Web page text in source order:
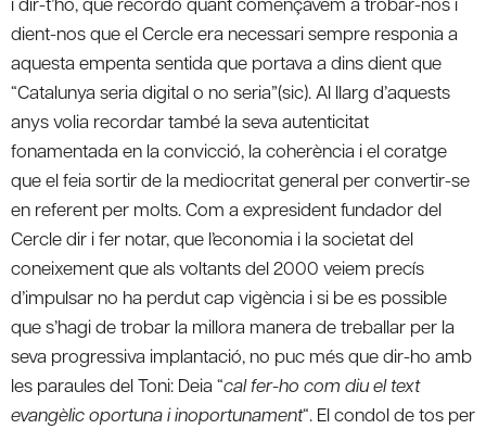
dient-nos que el Cercle era necessari sempre responia a
aquesta empenta sentida que portava a dins dient que
“Catalunya seria digital o no seria”(sic). Al llarg d’aquests
anys volia recordar també la seva autenticitat
fonamentada en la convicció, la coherència i el coratge
que el feia sortir de la mediocritat general per convertir-se
en referent per molts. Com a expresident fundador del
Cercle dir i fer notar, que l’economia i la societat del
coneixement que als voltants del 2000 veiem precís
d’impulsar no ha perdut cap vigència i si be es possible
que s’hagi de trobar la millora manera de treballar per la
seva progressiva implantació, no puc més que dir-ho amb
les paraules del Toni: Deia “cal fer-ho com diu el text
evangèlic oportuna i inoportunament“. El condol de tos per